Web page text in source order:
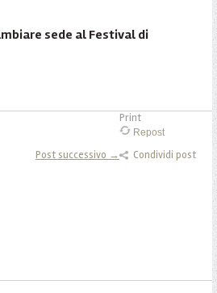
sede al Festival di
Print
Repost
Condividi post
Post successivo →